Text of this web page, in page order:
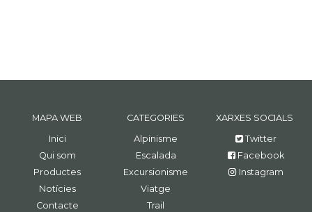
MAPA WEB
Inici
Qui som
Productes
Notícies
Contacte
CATEGORIES
Alpinisme
Escalada
Excursionisme
Viatge
Trail
XARXES SOCIALS
Twitter
Facebook
Instagram